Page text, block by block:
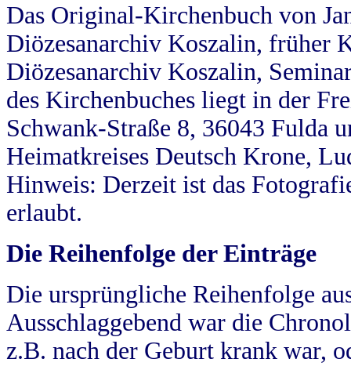
Das Original-Kirchenbuch von
Diözesanarchiv Koszalin, früher
Diözesanarchiv Koszalin,
des Kirchenbuches liegt in der
Schwank-Straße 8, 36043 Fulda
Heimatkreises Deutsch Krone,
Hinweis: Derzeit ist das
erlaubt.
Die Reihenfolge der Einträge
Die ursprüngliche Reihenfolge
Ausschlaggebend war die
z.B. nach der Geburt krank war,